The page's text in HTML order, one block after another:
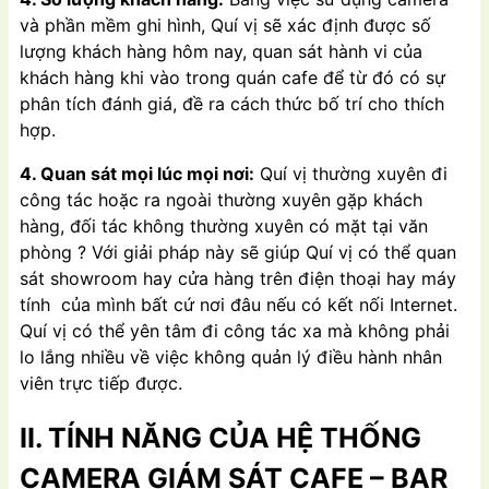
và phần mềm ghi hình, Quí vị sẽ xác định được số
lượng khách hàng hôm nay, quan sát hành vi của
khách hàng khi vào trong quán cafe để từ đó có sự
phân tích đánh giá, đề ra cách thức bố trí cho thích
hợp.
4. Quan sát mọi lúc mọi nơi: Quí vị thường xuyên đi
công tác hoặc ra ngoài thường xuyên gặp khách
hàng, đối tác không thường xuyên có mặt tại văn
phòng ? Với giải pháp này sẽ giúp Quí vị có thể quan
sát showroom hay cửa hàng trên điện thoại hay máy
tính của mình bất cứ nơi đâu nếu có kết nối Internet.
Quí vị có thể yên tâm đi công tác xa mà không phải
lo lắng nhiều về việc không quản lý điều hành nhân
viên trực tiếp được.
II. TÍNH NĂNG CỦA HỆ THỐNG
CAMERA GIÁM SÁT CAFE – BAR